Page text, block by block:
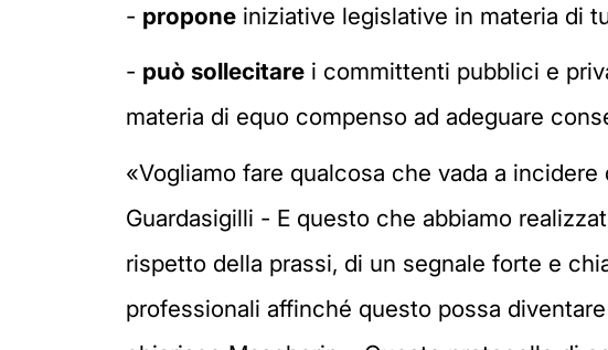
- propone iniziative legislative in materia di
- può sollecitare i committenti pubblici e
materia di equo compenso ad adeguare
«Vogliamo fare qualcosa che vada a
Guardasigilli - E questo che abbiamo
rispetto della prassi, di un segnale forte e
professionali affinché questo possa